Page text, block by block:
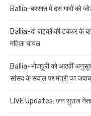
Ballia-बरसात में दस गावों को
Ballia-दो बाइकों की टक्कर के
महिला घायल
Ballia-भोजपुरी को आठवीं
सांसद के सवाल पर मंत्री का जवाब
LIVE Updates: जन सुराज नेता